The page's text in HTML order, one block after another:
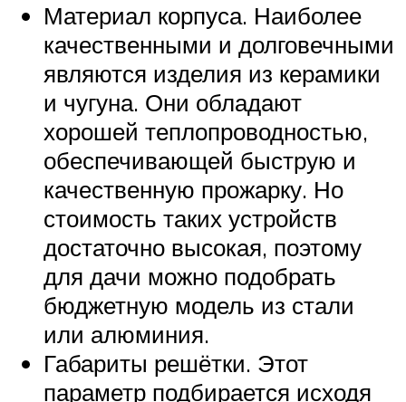
Материал корпуса. Наиболее
качественными и долговечными
являются изделия из керамики
и чугуна. Они обладают
хорошей теплопроводностью,
обеспечивающей быструю и
качественную прожарку. Но
стоимость таких устройств
достаточно высокая, поэтому
для дачи можно подобрать
бюджетную модель из стали
или алюминия.
Габариты решётки. Этот
параметр подбирается исходя